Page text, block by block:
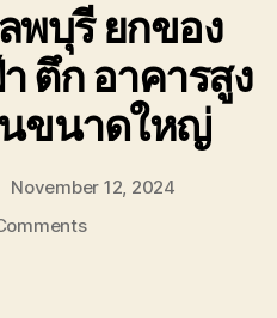
พบุรี ยกของ
ตึก อาคารสูง
ขนาดใหญ่
November 12, 2024
on